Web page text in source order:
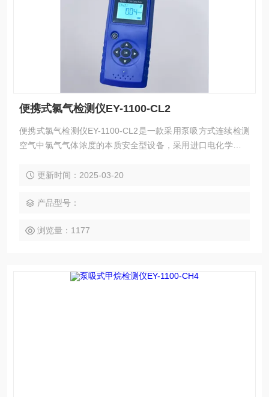
便携式氯气检测仪EY-1100-CL2
便携式氯气检测仪EY-1100-CL2是一款采用泵吸方式连续检测
空气中氯气气体浓度的本质安全型设备，采用进口电化学传感
命安全，智能的高低两级报警功能极大的满足了工业现场安全
用，本产品广泛应用于石油、化工、冶金、炼化、生物制药、
更新时间：2025-03-20
产品型号：
浏览量：1177